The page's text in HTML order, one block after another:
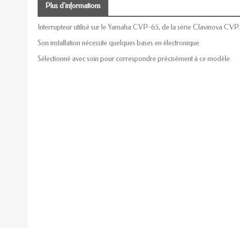
Plus d'informations
Interrupteur utilisé sur le Yamaha CVP-65, de la série Clavinova CVP.
Son installation nécessite quelques bases en électronique.
Sélectionné avec soin pour correspondre précisément à ce modèle.